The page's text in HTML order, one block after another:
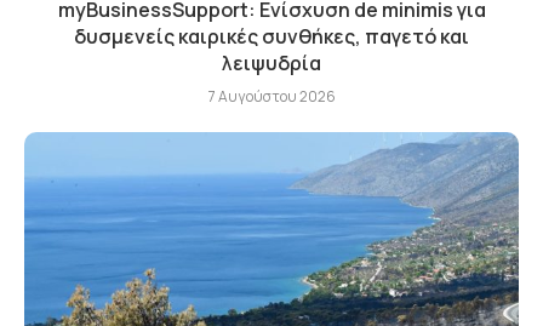
myBusinessSupport: Ενίσχυση de minimis για
δυσμενείς καιρικές συνθήκες, παγετό και
λειψυδρία
7 Αυγούστου 2026